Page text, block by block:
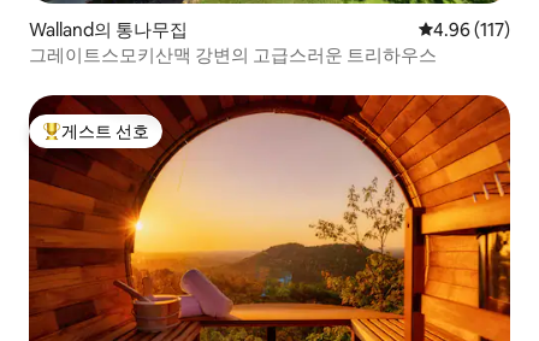
Walland의 통나무집 평점 4.96점(5
4.96 (117)
그레이트스모키산맥 강변의 고급스러운 트리하우스
상위 게스트 선호
게스트 선호